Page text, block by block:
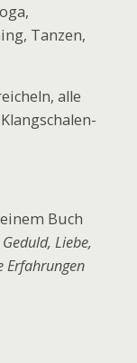
Tanzen,
alle
Buch
Liebe,
Erfahrungen